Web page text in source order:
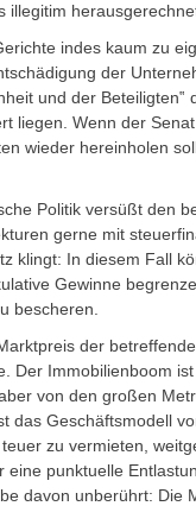
illegitim
indes kaum zu
der
und der Beteiligten‟
liegen. Wenn der
wieder hereinholen
Politik versüßt den
gerne mit
klingt: In diesem Fall
Gewinne
bescheren.
der
Der Immobilienboom
von den großen
das Geschäftsmodell
zu vermieten,
punktuelle
davon unberührt: Die